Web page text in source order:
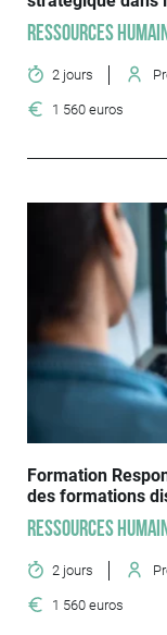
Ressources
2 jours
1 560 euros
Formation
des formations
Ressources
2 jours
1 560 euros